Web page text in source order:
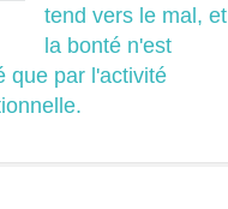
tend vers le mal, et
la bonté n'est
que par l'activité